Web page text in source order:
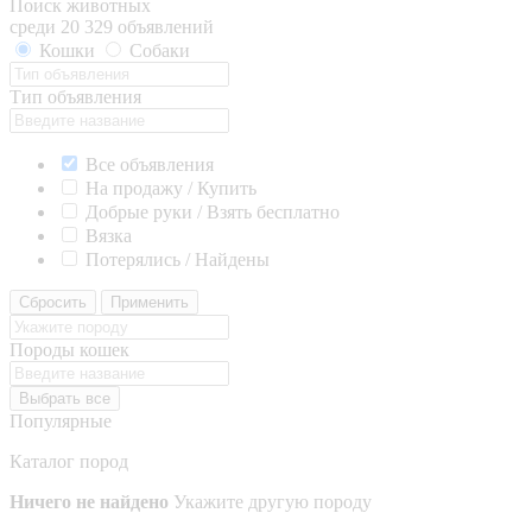
Поиск животных
среди 20 329 объявлений
Кошки
Собаки
Тип объявления
Все объявления
На продажу / Купить
Добрые руки / Взять бесплатно
Вязка
Потерялись / Найдены
Сбросить Применить
Породы кошек
Выбрать все
Популярные
Каталог пород
Ничего не найдено Укажите другую породу